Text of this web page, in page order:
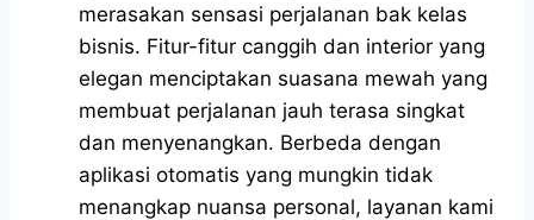
merasakan sensasi perjalanan bak kelas
bisnis. Fitur-fitur canggih dan interior yang
elegan menciptakan suasana mewah yang
membuat perjalanan jauh terasa singkat
dan menyenangkan. Berbeda dengan
aplikasi otomatis yang mungkin tidak
menangkap nuansa personal, layanan kami